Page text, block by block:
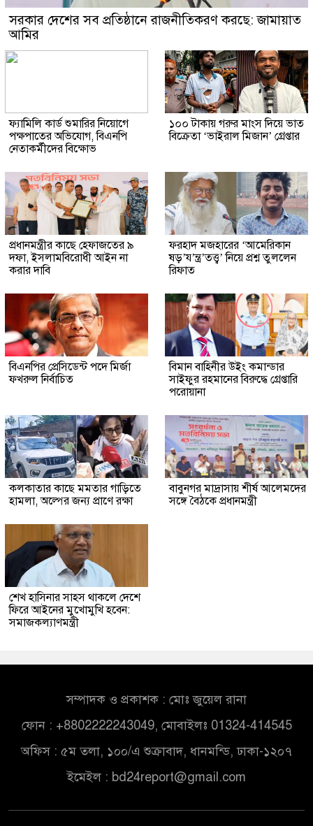
সরকার দেশের সব প্রতিষ্ঠানে রাজনীতিকরণ করছে: জামায়াত
আমির
ফ্যামিলি কার্ড শুমারির নিয়োগে
পক্ষপাতের অভিযোগ, বিএনপি
নেতাকর্মীদের বিক্ষোভ
১০০ টাকায় গরুর মাংস দিয়ে ভাত
বিক্রেতা ‘ভাইরাল মিজান’ গ্রেপ্তার
প্রধানমন্ত্রীর কাছে হেফাজতের ৯
দফা, ইসলামবিরোধী আইন না
করার দাবি
ফরহাদ মজহারের ‘আমেরিকান
ষড়’য’ন্ত্র’তত্ত্ব’ নিয়ে প্রশ্ন তুললেন
রিফাত
বিএনপির প্রেসিডেন্ট পদে মির্জা
ফখরুল নির্বাচিত
বিমান বাহিনীর উইং কমান্ডার
সাইফুর রহমানের বিরুদ্ধে গ্রেপ্তারি
পরোয়ানা
কলকাতার কাছে মমতার গাড়িতে
হামলা, অল্পের জন্য প্রাণে রক্ষা
বাবুনগর মাদ্রাসায় শীর্ষ আলেমদের
সঙ্গে বৈঠকে প্রধানমন্ত্রী
শেখ হাসিনার সাহস থাকলে দেশে
ফিরে আইনের মুখোমুখি হবেন:
সমাজকল্যাণমন্ত্রী
সম্পাদক ও প্রকাশক : মোঃ জুয়েল রানা
ফোন : +8802222243049, মোবাইলঃ 01324-414545
অফিস : ৫ম তলা, ১০০/এ শুক্রাবাদ, ধানমন্ডি, ঢাকা-১২০৭
ইমেইল : bd24report@gmail.com